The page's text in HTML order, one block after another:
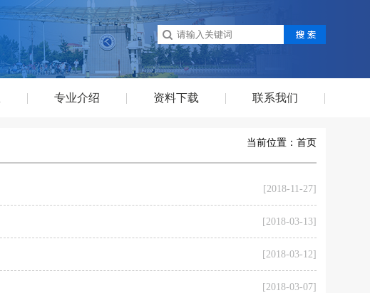
专业介绍 资料下载 联系我们
当前位置： 首页
[2018-11-27]
[2018-03-13]
[2018-03-12]
[2018-03-07]